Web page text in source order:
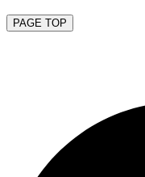
PAGE TOP